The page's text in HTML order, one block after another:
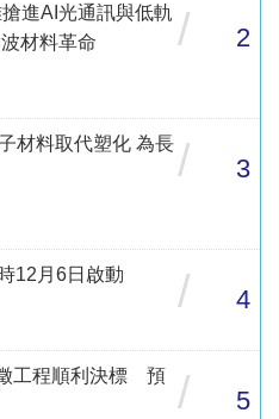
進AI光通訊與低軌
材料革命
/ 2
材料取代塑化 為長 / 3
12月6日啟動
/ 4
工程順利決標 預
/ 5